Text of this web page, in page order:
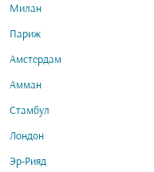
Милан
Париж
Амстердам
Амман
Стамбул
Лондон
Эр-Рияд